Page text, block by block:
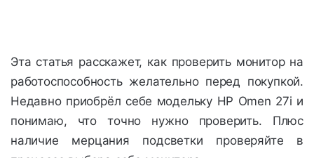
Эта статья расскажет, как проверить монитор на
работоспособность желательно перед покупкой.
Недавно приобрёл себе модельку HP Omen 27i и
понимаю, что точно нужно проверить. Плюс
наличие мерцания подсветки проверяйте в